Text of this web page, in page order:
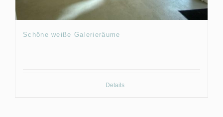
Schöne weiße Galerieräume
Details